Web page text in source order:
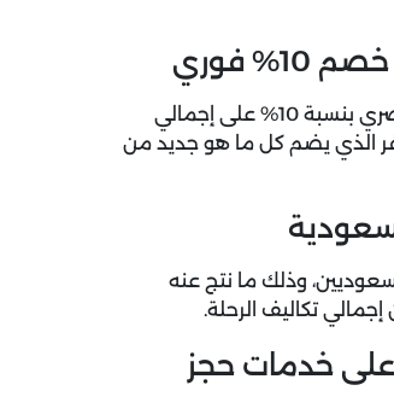
سارع الآن بتفعيل كود خصم الخطوط الجوية الكويتية واستمتع بخصم شراء حصري بنسبة 10% على إجمالي
الذي يضم كل ما هو جديد من
وذلك ما نتج عنه
الخطوط الجوية الكويتية حتى 60% على خدمات حجز